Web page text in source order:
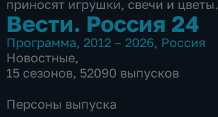
приносят игрушки, свечи и цветы.
Вести. Россия 24
Программа, 2012 – 2026, Россия
Новостные,
15 сезонов, 52090 выпусков
Персоны выпуска